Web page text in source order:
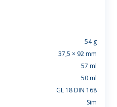
54 g
37,5 × 92 mm
57 ml
50 ml
GL 18 DIN 168
Sim